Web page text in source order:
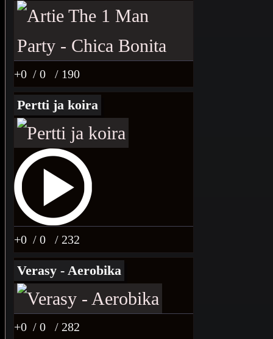
+0 / 0 / 190
Pertti ja koira
+0 / 0 / 232
Verasy - Aerobika
+0 / 0 / 282